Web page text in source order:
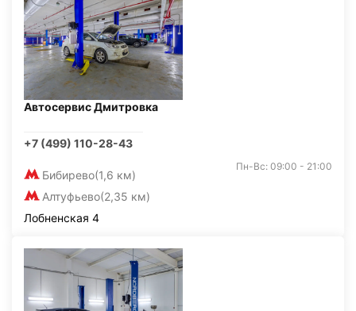
Автосервис Дмитровка
+7 (499) 110-28-43
Бибирево(1,6 км)
Алтуфьево(2,35 км)
Пн-Вс: 09:00 - 21:00
Лобненская 4